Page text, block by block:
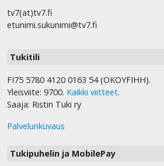
tv7(at)tv7.fi
etunimi.sukunimi@tv7.fi
Tukitili
FI75 5780 4120 0163 54 (OKOYFIHH).
Yleisviite: 9700. Kaikki viitteet.
Saaja: Ristin Tuki ry
Palvelunkuvaus
Tukipuhelin ja MobilePay